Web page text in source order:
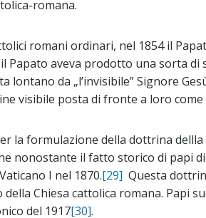
romana.
romani ordinari, nel 1854 il
Papato aveva prodotto una sorta
lontano da „l’invisibile” Signore
visibile posta di fronte a loro
la formulazione della dottrina
nonostante il fatto storico di papi
I nel 1870.[29] Questa
Chiesa cattolica romana. Papi
del 1917[30].